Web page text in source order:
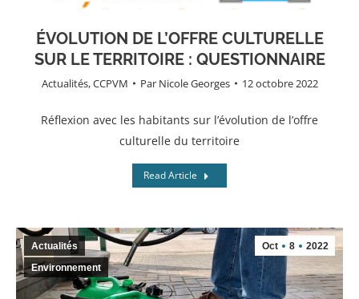
ÉVOLUTION DE L’OFFRE CULTURELLE
SUR LE TERRITOIRE : QUESTIONNAIRE
Actualités,CCPVM Par Nicole Georges 12 octobre 2022
Réflexion avec les habitants sur l’évolution de l’offre
culturelle du territoire
Read Article
Oct 8 2022
Actualités
Environnement